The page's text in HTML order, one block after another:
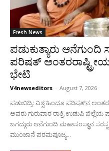
Fresh News
ಪಡುಕುತ್ಯಾರು ಆನೆಗುಂದಿ
ಪರಿಷತ್
ಭೇಟಿ
V4newseditors - August 7, 2026
ಪಡುಬಿದ್ರಿ: ವಿಶ್ವ ಹಿಂದೂ ಪರಿಷತ್‌ನ
ಅವರು ಗುರುವಾರ ರಾತ್ರಿ ಉಡುಪಿ ಜಿಲ್ಲೆಯ
ಜಗದ್ಗುರು ಆನೆಗುಂದಿ ಮಹಾಸಂಸ್ಥಾನ
ಮುಂಜಾನೆ ಪರಮಪೂಜ್ಯ...